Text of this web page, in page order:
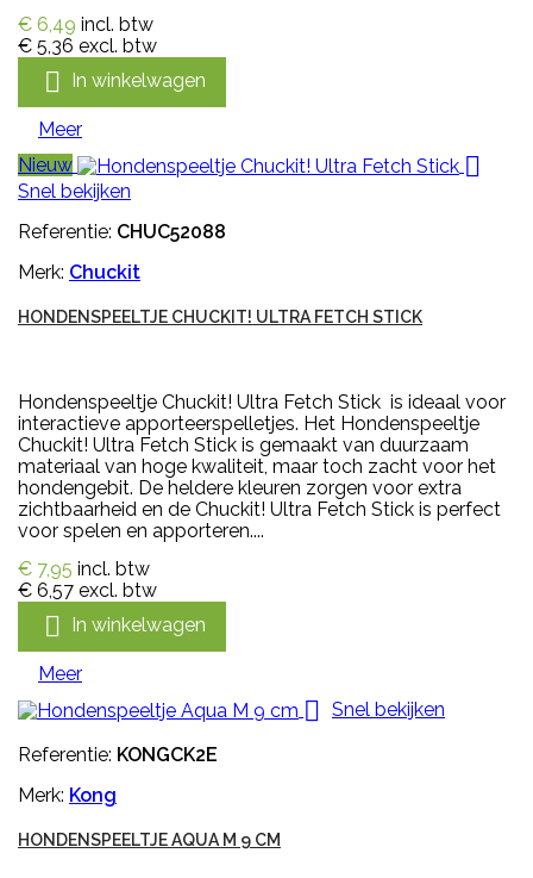
€ 6,49 incl. btw
€ 5,36 excl. btw
 In winkelwagen
Meer
Nieuw

Snel bekijken
Referentie: CHUC52088
Merk: Chuckit
HONDENSPEELTJE CHUCKIT! ULTRA FETCH STICK
Hondenspeeltje Chuckit! Ultra Fetch Stick is ideaal voor
interactieve apporteerspelletjes. Het Hondenspeeltje
Chuckit! Ultra Fetch Stick is gemaakt van duurzaam
materiaal van hoge kwaliteit, maar toch zacht voor het
hondengebit. De heldere kleuren zorgen voor extra
zichtbaarheid en de Chuckit! Ultra Fetch Stick is perfect
voor spelen en apporteren....
€ 7,95 incl. btw
€ 6,57 excl. btw
 In winkelwagen
Meer
 Snel bekijken
Referentie: KONGCK2E
Merk: Kong
HONDENSPEELTJE AQUA M 9 CM